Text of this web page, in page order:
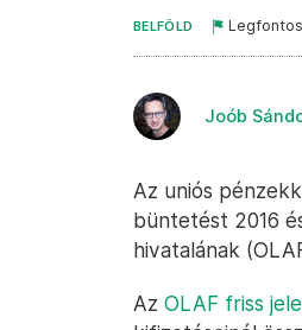
BELFÖLD
Joób
Az uniós
büntetést 2016
hivatalának
Az OLAF friss